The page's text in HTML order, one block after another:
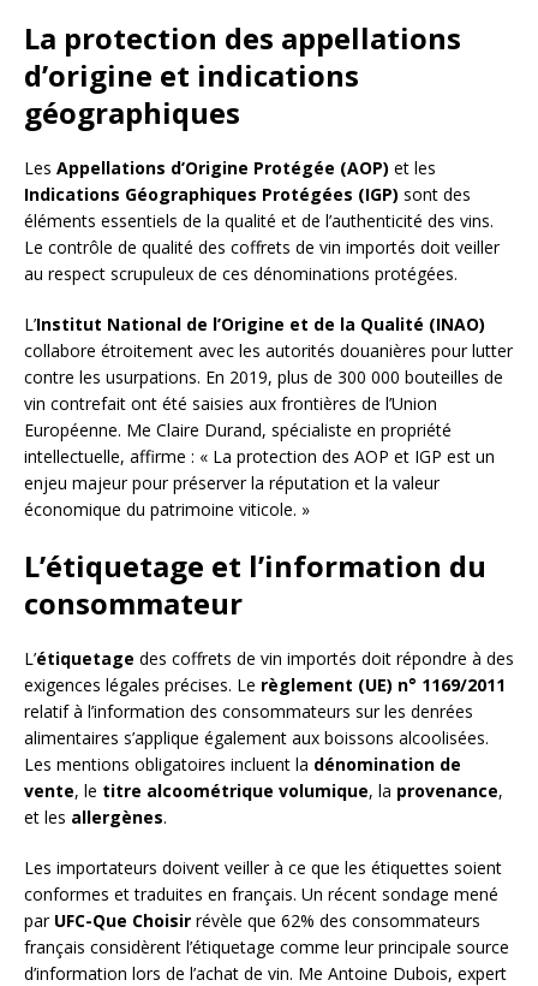
La protection des appellations
d’origine et indications
géographiques
Les Appellations d’Origine Protégée (AOP) et les
Indications Géographiques Protégées (IGP) sont des
éléments essentiels de la qualité et de l’authenticité des vins.
Le contrôle de qualité des coffrets de vin importés doit veiller
au respect scrupuleux de ces dénominations protégées.
L’Institut National de l’Origine et de la Qualité (INAO)
collabore étroitement avec les autorités douanières pour lutter
contre les usurpations. En 2019, plus de 300 000 bouteilles de
vin contrefait ont été saisies aux frontières de l’Union
Européenne. Me Claire Durand, spécialiste en propriété
intellectuelle, affirme : « La protection des AOP et IGP est un
enjeu majeur pour préserver la réputation et la valeur
économique du patrimoine viticole. »
L’étiquetage et l’information du
consommateur
L’étiquetage des coffrets de vin importés doit répondre à des
exigences légales précises. Le règlement (UE) n° 1169/2011
relatif à l’information des consommateurs sur les denrées
alimentaires s’applique également aux boissons alcoolisées.
Les mentions obligatoires incluent la dénomination de
vente, le titre alcoométrique volumique, la provenance,
et les allergènes.
Les importateurs doivent veiller à ce que les étiquettes soient
conformes et traduites en français. Un récent sondage mené
par UFC-Que Choisir révèle que 62% des consommateurs
français considèrent l’étiquetage comme leur principale source
d’information lors de l’achat de vin. Me Antoine Dubois, expert